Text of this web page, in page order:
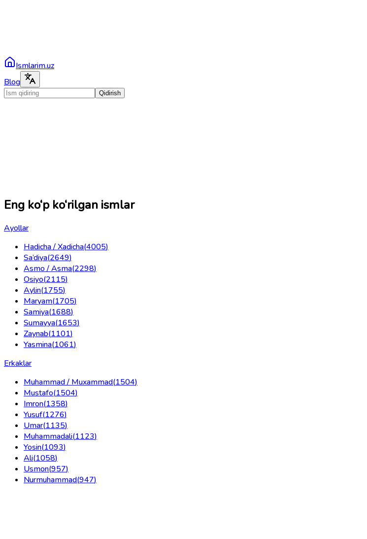
Ismlarim.uz
Blog
Qidirish
Eng ko‘p ko‘rilgan ismlar
Ayollar
Hadicha / Xadicha(4005)
Sa’diya(2649)
Asmo / Asma(2298)
Osiyo(2115)
Aylin(1755)
Maryam(1705)
Samiya(1688)
Sumayya(1653)
Zaynab(1101)
Yasmina(1061)
Erkaklar
Muhammad / Muxammad(1504)
Mustafo(1504)
Imron(1358)
Yusuf(1276)
Umar(1135)
Muhammadali(1123)
Yosin(1093)
Ali(1058)
Usmon(957)
Nurmuhammad(947)